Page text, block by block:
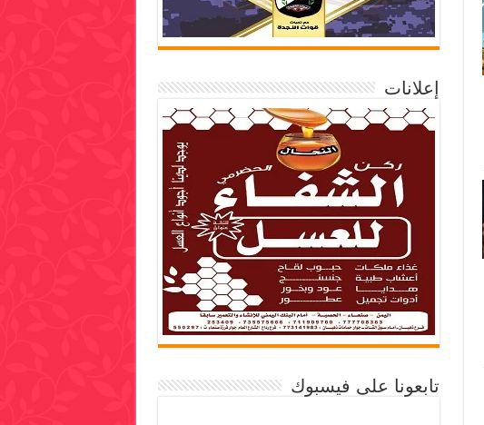
إعلانات
تابعونا على فيسبوك